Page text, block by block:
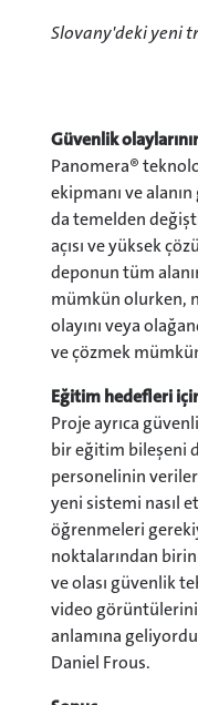
Slovany'deki yeni
Güvenlik
Panomera®
ekipmanı ve
da temelden
açısı ve yüksek
deponun tüm
mümkün olurken,
olayını veya
ve çözmek
Eğitim hedefleri
Proje ayrıca
bir eğitim bileşeni
personelinin
yeni sistemi nasıl
öğrenmeleri
noktalarından
ve olası güvenlik
video
anlamına
Daniel Frous.